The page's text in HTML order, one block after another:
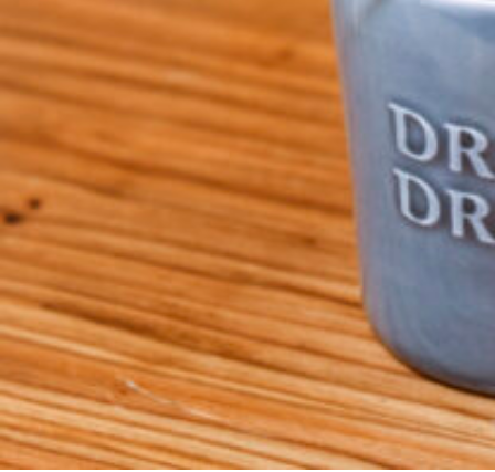
CULTURE
ABOUT US
Instagram
チケットプレゼント応募
MAIN MENU
SERIES